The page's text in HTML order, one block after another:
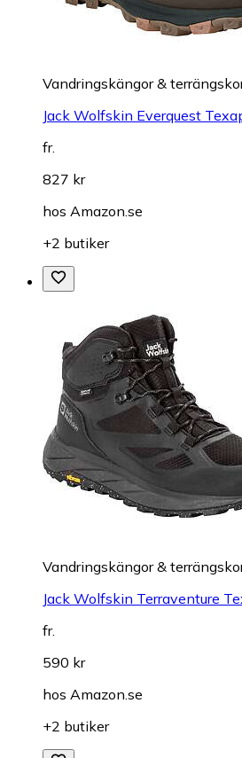
Vandringskängor &
Jack Wolfskin Everquest
fr.
827 kr
hos Amazon.se
+2 butiker
Vandringskängor &
Jack Wolfskin Terraventure
fr.
590 kr
hos Amazon.se
+2 butiker